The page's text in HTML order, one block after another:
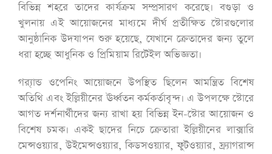
বিভিন্ন শহরে তাদের কার্যক্রম সম্প্রসারণ করেছে। বগুড়া ও
খুলনায় এই আয়োজনের মাধ্যমে দীর্ঘ প্রতীক্ষিত স্টোরগুলোর
আনুষ্ঠানিক উদযাপন শুরু হয়েছে, যেখানে ক্রেতাদের জন্য তুলে
ধরা হচ্ছে আধুনিক ও প্রিমিয়াম রিটেইল অভিজ্ঞতা।
গ্র‍্যান্ড ওপেনিং আয়োজনে উপস্থিত ছিলেন আমন্ত্রিত বিশেষ
অতিথি এবং ইল্লিয়ীনের ঊর্ধ্বতন কর্মকর্তাবৃন্দ। এ উপলক্ষে স্টোরে
আগত দর্শনার্থীদের জন্য রাখা হয় বিভিন্ন ইন-স্টোর আয়োজন ও
বিশেষ চমক। একই ছাদের নিচে ক্রেতারা ইল্লিয়ীনের লাক্সারি
মেন্সওয়্যার, উইমেন্সওয়্যার, কিডসওয়্যার, ফুটওয়্যার, ফ্র্যাগরান্স